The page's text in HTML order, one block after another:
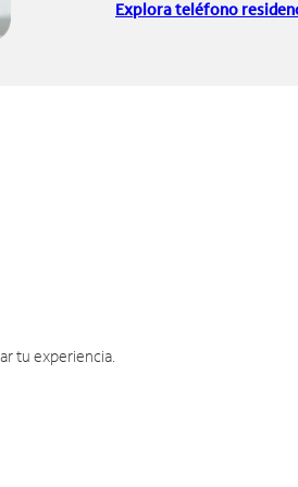
Explora teléfono
tu experiencia.